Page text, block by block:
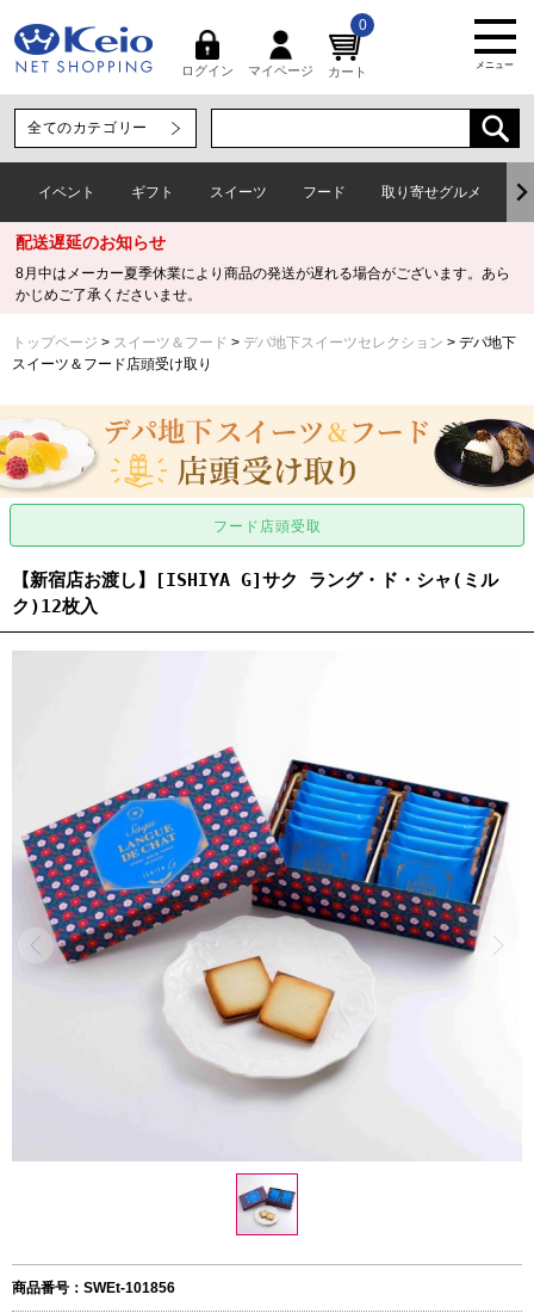
ログイン マイページ カート
0
メニュー
イベント ギフト スイーツ フード 取り寄せグルメ
配送遅延のお知らせ
8月中はメーカー夏季休業により商品の発送が遅れる場合がございます。あら
かじめご了承くださいませ。
トップページ スイーツ＆フード デパ地下スイーツセレクション
デパ地下
スイーツ＆フード店頭受け取り
【新宿店お渡し】[ISHIYA G]サク ラング・ド・シャ(ミル
ク)12枚入
商品番号：SWEt-101856